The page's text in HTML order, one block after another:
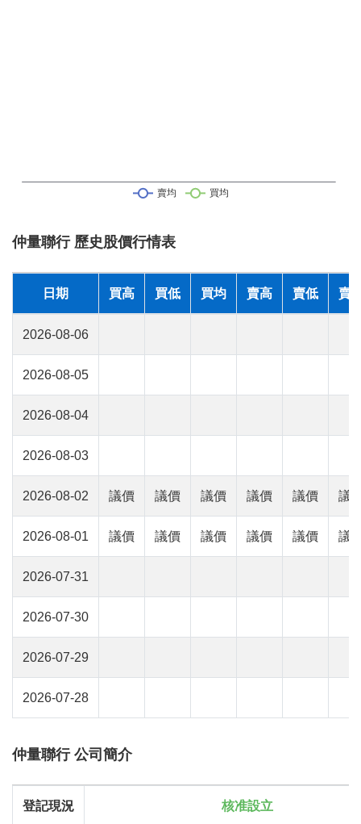
仲量聯行 歷史股價行情表
日期 買高 買低 買均 賣高 賣低 賣
2026-08-06
2026-08-05
2026-08-04
2026-08-03
2026-08-02 議價 議價 議價 議價 議價 議
2026-08-01 議價 議價 議價 議價 議價 議
2026-07-31
2026-07-30
2026-07-29
2026-07-28
仲量聯行 公司簡介
登記現況 核准設立